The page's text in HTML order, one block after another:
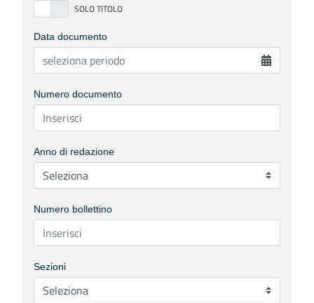
Data documento
Numero documento
Anno di redazione
Numero bollettino
Sezioni